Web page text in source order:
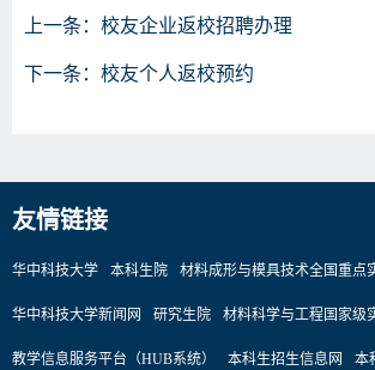
上一条： 校友企业返校招聘办理
下一条： 校友个人返校预约
友情链接
华中科技大学 本科生院 材料成形与模具技术全国重点
华中科技大学新闻网 研究生院 材料科学与工程国家级
教学信息服务平台（HUB系统） 本科生招生信息网 本